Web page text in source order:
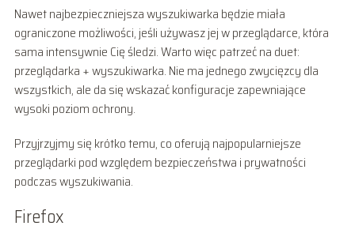
Nawet najbezpieczniejsza wyszukiwarka będzie miała
ograniczone możliwości, jeśli używasz jej w przeglądarce, która
sama intensywnie Cię śledzi. Warto więc patrzeć na duet:
przeglądarka + wyszukiwarka. Nie ma jednego zwycięzcy dla
wszystkich, ale da się wskazać konfiguracje zapewniające
wysoki poziom ochrony.
Przyjrzyjmy się krótko temu, co oferują najpopularniejsze
przeglądarki pod względem bezpieczeństwa i prywatności
podczas wyszukiwania.
Firefox